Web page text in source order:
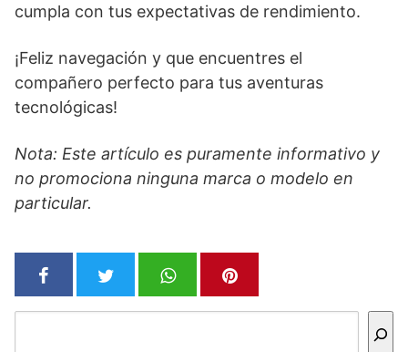
cumpla con tus expectativas de rendimiento.
¡Feliz navegación y que encuentres el
compañero perfecto para tus aventuras
tecnológicas!
Nota: Este artículo es puramente informativo y
no promociona ninguna marca o modelo en
particular.